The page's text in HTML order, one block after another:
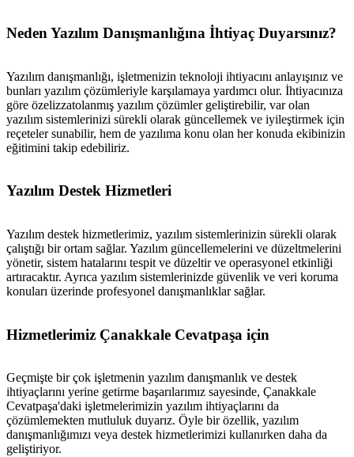
Neden Yazılım Danışmanlığına İhtiyaç Duyarsınız?
Yazılım danışmanlığı, işletmenizin teknoloji ihtiyacını anlayışınız ve
bunları yazılım çözümleriyle karşılamaya yardımcı olur. İhtiyacınıza
göre özelizzatolanmış yazılım çözümler geliştirebilir, var olan
yazılım sistemlerinizi sürekli olarak güncellemek ve iyileştirmek için
reçeteler sunabilir, hem de yazılıma konu olan her konuda ekibinizin
eğitimini takip edebiliriz.
Yazılım Destek Hizmetleri
Yazılım destek hizmetlerimiz, yazılım sistemlerinizin sürekli olarak
çalıştığı bir ortam sağlar. Yazılım güncellemelerini ve düzeltmelerini
yönetir, sistem hatalarını tespit ve düzeltir ve operasyonel etkinliği
artıracaktır. Ayrıca yazılım sistemlerinizde güvenlik ve veri koruma
konuları üzerinde profesyonel danışmanlıklar sağlar.
Hizmetlerimiz Çanakkale Cevatpaşa için
Geçmişte bir çok işletmenin yazılım danışmanlık ve destek
ihtiyaçlarını yerine getirme başarılarımız sayesinde, Çanakkale
Cevatpaşa'daki işletmelerimizin yazılım ihtiyaçlarını da
çözümlemekten mutluluk duyarız. Öyle bir özellik, yazılım
danışmanlığımızı veya destek hizmetlerimizi kullanırken daha da
geliştiriyor.